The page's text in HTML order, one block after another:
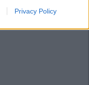
Privacy Policy